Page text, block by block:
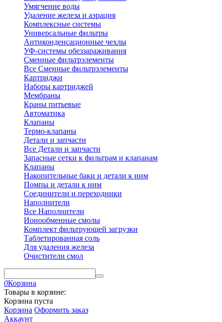
Умягчение воды
Удаление железа и аэрация
Комплексные системы
Универсальные фильтры
Антиконденсационные чехлы
УФ-системы обеззараживания
Сменные фильтрэлементы
Все Сменные фильтрэлементы
Картриджи
Наборы картриджей
Мембраны
Краны питьевые
Автоматика
Клапаны
Термо-клапаны
Детали и запчасти
Все Детали и запчасти
Запасные сетки к фильтрам и клапанам
Клапаны
Накопительные баки и детали к ним
Помпы и детали к ним
Соединители и переходники
Наполнители
Все Наполнители
Ионообменные смолы
Комплект фильтрующей загрузки
Таблетированная соль
Для удаления железа
Очистители смол
0Корзина
Товары в корзине:
Корзина пуста
Корзина Оформить заказ
Аккаунт